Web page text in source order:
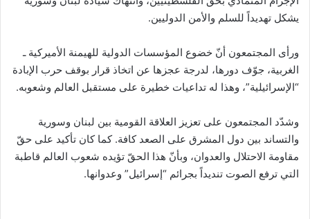
يشكل تهديداً للسلم والأمن الدوليين.
ورأى المجتمعون أنّ خضوع المؤسسات الدولية للهيمنة الأميركية ـ
الغربية، جوّف دورها، لدرجة عجزها عن اتخاذ قرار بوقف حرب الإبادة
“الإسرائيلية”، وهذا له تداعيات خطيرة على مستقبل العالم وشعوبه.
وشدّد المجتمعون على تعزيز العلاقة القومية بين لبنان وسورية
والتساند بين دول المشرق على الصعد كافة. كما كان تأكيد على حقّ
مقاومة الاحتلال والعدوان، وبأنّ هذا الحقّ تؤيده شعوب العالم قاطبة
التي ترفع الصوت تنديداً بجرائم “إسرائيل” وعدوانها.